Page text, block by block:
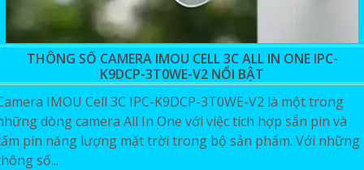
THÔNG SỐ CAMERA IMOU CELL 3C ALL IN ONE IPC-
K9DCP-3T0WE-V2 NỔI BẬT
IMOU Cell 3C IPC-K9DCP-3T0WE-V2 là một trong
dòng camera All In One với việc tích hợp sẵn pin và
pin năng lượng mặt trời trong bộ sản phẩm. Với những
số...